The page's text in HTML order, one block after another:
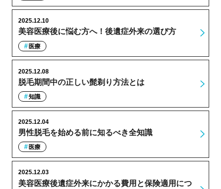
美容医療後に悩む方へ！後遺症外来の選び方
2025.12.10
医療
脱毛期間中の正しい髭剃り方法とは
2025.12.08
知識
男性脱毛を始める前に知るべき全知識
2025.12.04
医療
美容医療後遺症外来にかかる費用と保険適用につ
2025.12.03